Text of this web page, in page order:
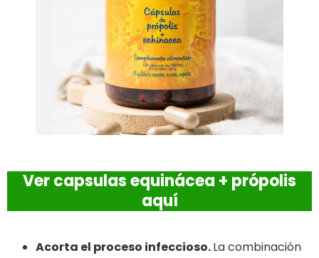
Ver capsulas equinácea + própolis
aquí
Acorta el proceso infeccioso.La combinación